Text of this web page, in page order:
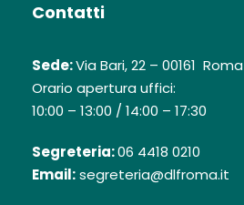
Contatti
Sede:Via Bari, 22 – 00161 Roma
Orario apertura uffici:
10:00 – 13:00 / 14:00 – 17:30
Segreteria:06 4418 0210
Email:segreteria@dlfroma.it